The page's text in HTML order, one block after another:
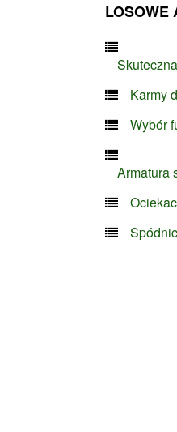
LOSOWE
Karmy
Wybór
Armatura